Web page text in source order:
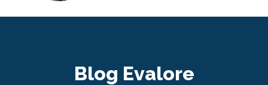
Blog Evalore